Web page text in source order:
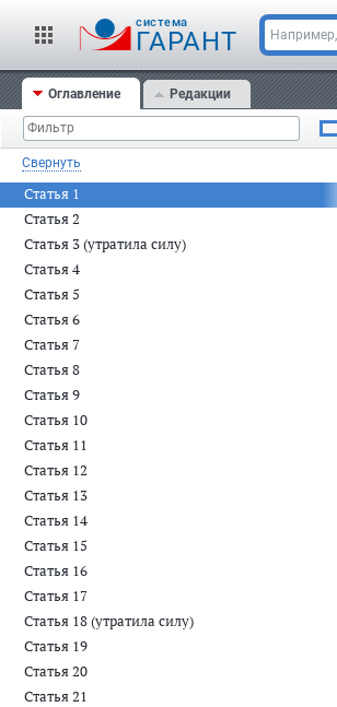
cистема
ГАРАНТ Например,
Оглавление Редакции
Свернуть
Статья 1
Статья 2
Статья 3 (утратила силу)
Статья 4
Статья 5
Статья 6
Статья 7
Статья 8
Статья 9
Статья 10
Статья 11
Статья 12
Статья 13
Статья 14
Статья 15
Статья 16
Статья 17
Статья 18 (утратила силу)
Статья 19
Статья 20
Статья 21